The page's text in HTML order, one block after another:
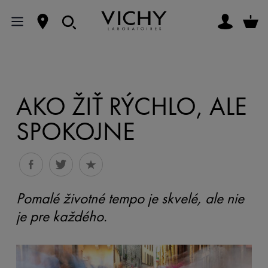
AKO ŽIŤ RÝCHLO, ALE
SPOKOJNE
Pomalé životné tempo je skvelé, ale nie
je pre každého.